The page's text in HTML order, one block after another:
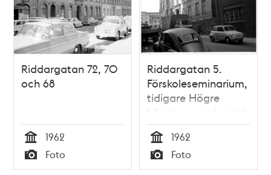
Riddargatan 72, 70
och 68
Tid
1962
Typ
Foto
Riddargatan 5.
Förskoleseminarium,
tidigare Högre
Lärarinneseminariet
Tid
1962
Typ
Foto